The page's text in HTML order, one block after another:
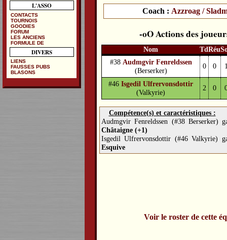
Coach : Azzroag /
Actions des
Nom TdRéu
#38 Audmgvir Fenreldssen
(Berserker)
0 0
#46Isgedil Ulfrervonsdottir
(Valkyrie)
2 0
Compétence(s) et caractéristiques :
Audmgvir Fenreldssen (#38 Berserker)
Châtaigne (+1)
Isgedil Ulfrervonsdottir (#46 Valkyrie)
Esquive
Voir le roster de cette
L'ASSO
CONTACTS
TOURNOIS
GOODIES
FORUM
LES ANCIENS
FORMULE DE
DIVERS
LIENS
FAUSSES PUBS
BLASONS